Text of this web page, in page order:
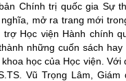
Chính trị quốc gia Sự
mở ra trang mới
trợ Học viện Hành chính
những cuốn sách
khoa học của Học viện.
Vũ Trọng Lâm,